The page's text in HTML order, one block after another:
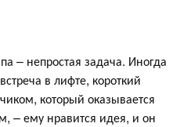
– непростая задача. Иногда
в лифте, короткий
который оказывается
– ему нравится идея, и он